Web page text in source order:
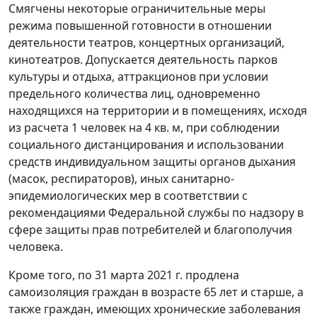
Смягчены некоторые ограничительные меры
режима повышенной готовности в отношении
деятельности театров, концертных организаций,
кинотеатров. Допускается деятельность парков
культуры и отдыха, аттракционов при условии
предельного количества лиц, одновременно
находящихся на территории и в помещениях, исходя
из расчета 1 человек на 4 кв. м, при соблюдении
социального дистанцирования и использовании
средств индивидуальном защиты органов дыхания
(масок, респираторов), иных санитарно-
эпидемиологических мер в соответствии с
рекомендациями Федеральной службы по надзору в
сфере защиты прав потребителей и благополучия
человека.
Кроме того, по 31 марта 2021 г. продлена
самоизоляция граждан в возрасте 65 лет и старше, а
также граждан, имеющих хронические заболевания